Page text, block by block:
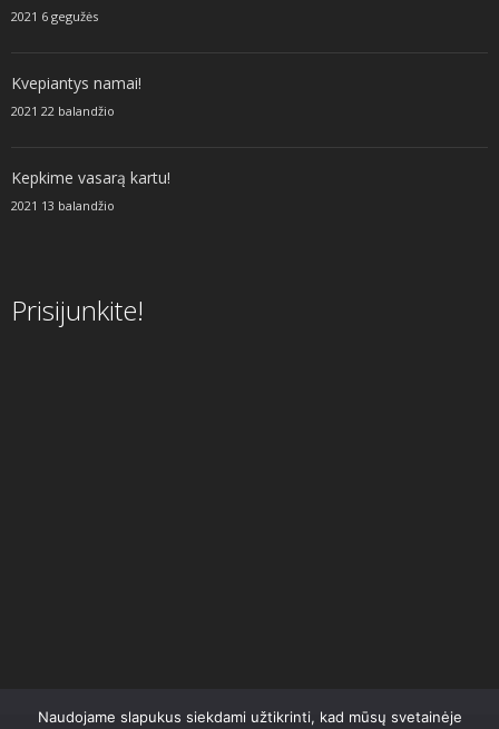
2021 6 gegužės
Kvepiantys namai!
2021 22 balandžio
Kepkime vasarą kartu!
2021 13 balandžio
Prisijunkite!
Naudojame slapukus siekdami užtikrinti, kad mūsų svetainėje